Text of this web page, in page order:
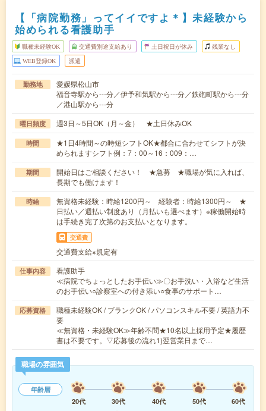
【「病院勤務」ってイイですよ＊】未経験から
始められる看護助手
職種未経験OK 交通費別途支給あり 土日祝日が休み 残業なし
WEB登録OK 派遣
勤務地
愛媛県松山市
福音寺駅から---分／伊予和気駅から---分／鉄砲町駅から---分
／港山駅から---分
曜日頻度 週3日～5日OK（月～金） ★土日休みOK
時間
★1日4時間～の時短シフトOK★都合に合わせてシフトが決
められますシフト例：7：00～16：009：…
期間
開始日はご相談ください！ ★急募 ★職場が気に入れば、
長期でも働けます！
時給
無資格未経験：時給1200円～ 経験者：時給1300円～ ★
日払い／週払い制度あり（月払いも選べます）※稼働開始時
は手続き完了次第のお支払いとなります。
交通費
交通費支給※規定有
仕事内容
看護助手
≪病院でちょっとしたお手伝い≫〇お手洗い・入浴など生活
のお手伝い○診察室への付き添い○食事のサポート…
応募資格
職種未経験OK / ブランクOK / パソコンスキル不要 / 英語力不
要
≪無資格・未経験OK≫年齢不問★10名以上採用予定★履歴
書は不要です。▽応募後の流れ1)翌営業日まで…
職場の雰囲気
年齢層
20代
30代 40代 50代
60代